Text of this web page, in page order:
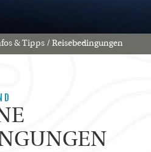
& Tipps / Reisebedingungen